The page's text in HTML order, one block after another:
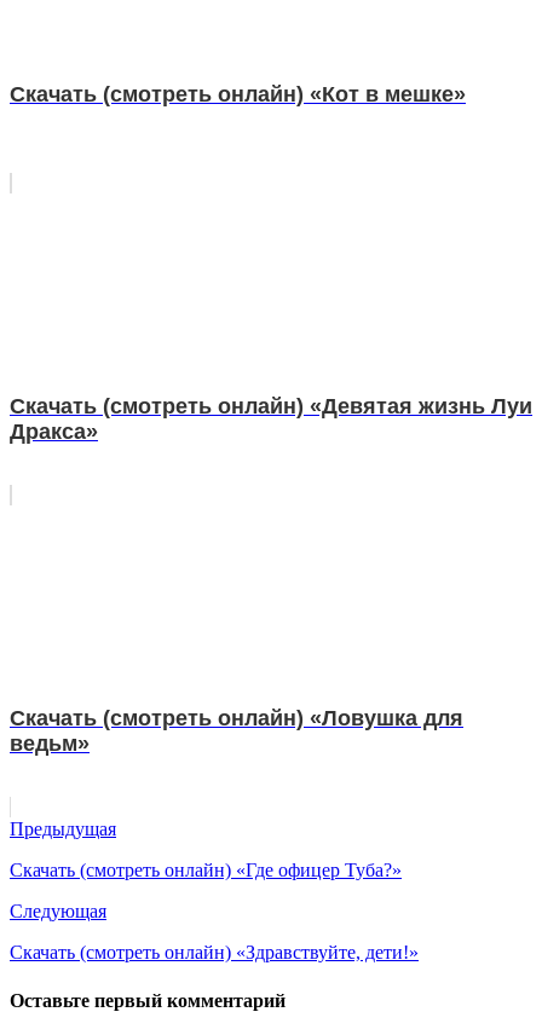
Скачать (смотреть онлайн) «Кот в мешке»
Скачать (смотреть онлайн) «Девятая жизнь Луи
Дракса»
Скачать (смотреть онлайн) «Ловушка для
ведьм»
Предыдущая
Скачать (смотреть онлайн) «Где офицер Туба?»
Следующая
Скачать (смотреть онлайн) «Здравствуйте, дети!»
Оставьте первый комментарий